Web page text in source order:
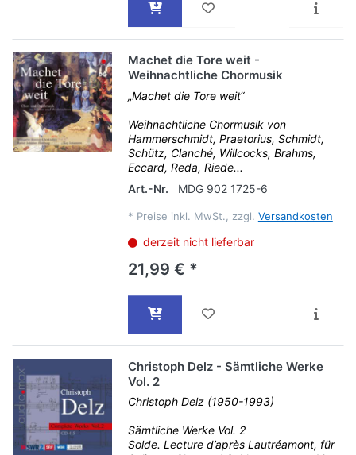
Machet die Tore weit -
Weihnachtliche Chormusik
„Machet die Tore weit“
Weihnachtliche Chormusik von
Hammerschmidt, Praetorius, Schmidt,
Schütz, Clanché, Willcocks, Brahms,
Eccard, Reda, Riede...
Art.-Nr.
MDG 902 1725-6
* Preise inkl. MwSt., zzgl. Versandkosten
derzeit nicht lieferbar
21,99 € *
Christoph Delz - Sämtliche Werke
Vol. 2
Christoph Delz (1950-1993)
Sämtliche Werke Vol. 2
Solde. Lecture d’après Lautréamont, für